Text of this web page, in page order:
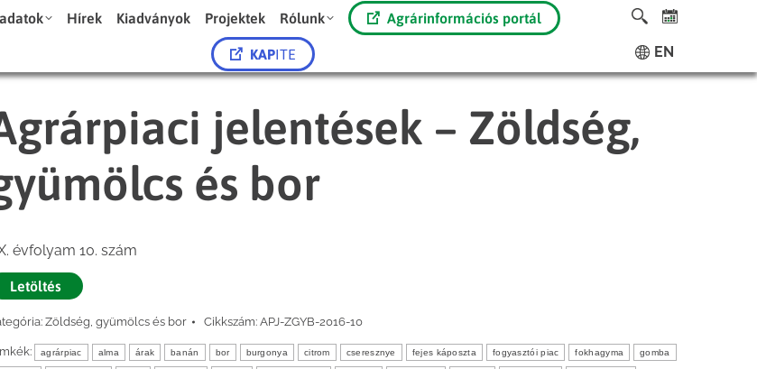
Hírek Kiadványok Projektek Rólunk Agrárinformációs portál
KAPITE EN
jelentések – Zöldség,
és bor
évfolyam 10. szám
Letöltés
Zöldség, gyümölcs és bor Cikkszám: APJ-ZGYB-2016-10
agrárpiac alma árak banán bor burgonya citrom cseresznye fejes káposzta fogyasztói piac fokhagyma gomba